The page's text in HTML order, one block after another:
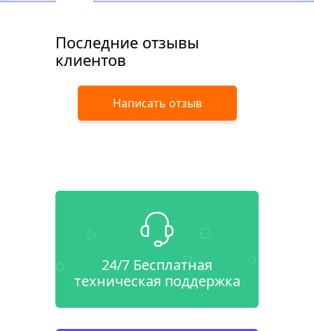
Последние отзывы
клиентов
Написать отзыв
24/7 Бесплатная
техническая поддержка